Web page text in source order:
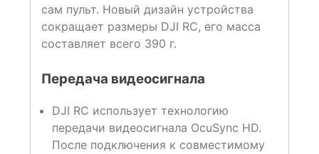
сам пульт. Новый дизайн устройства
сокращает размеры DJI RC, его масса
составляет всего 390 г.
Передача видеосигнала
DJI RC использует технологию
передачи видеосигнала OcuSync HD.
После подключения к совместимому